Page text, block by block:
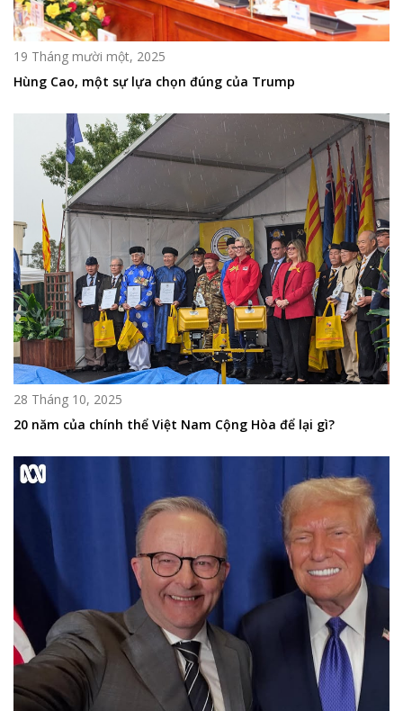
19 Tháng mười một, 2025
Hùng Cao, một sự lựa chọn đúng của Trump
28 Tháng 10, 2025
20 năm của chính thể Việt Nam Cộng Hòa để lại gì?